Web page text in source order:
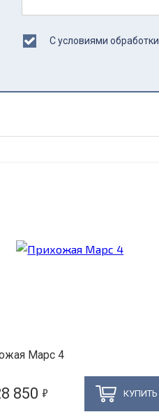
С условиями обработки
Марс 4
850 5 КУПИТЬ